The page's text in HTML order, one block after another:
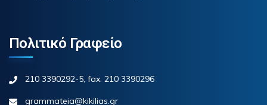
Πολιτικό Γραφείο
210 3390292-5, fax. 210 3390296
grammateia@kikilias.gr